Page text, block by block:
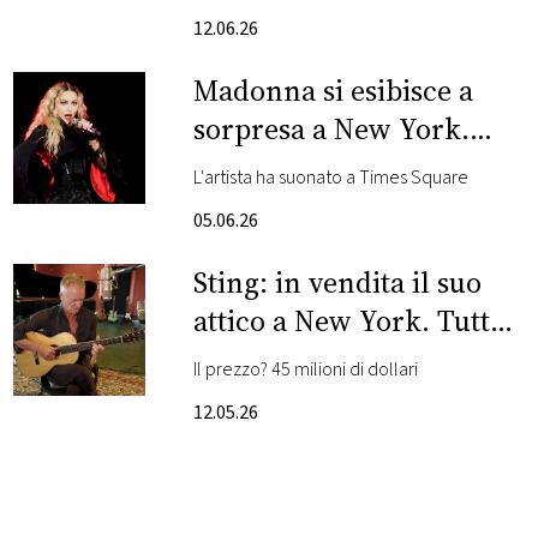
EVENTI
VIDEO
TV
PRINCIPATO
DI
MONACO
12.06.26
Madonna si esibisce a
sorpresa a New York.
Guarda i video
L'artista ha suonato a Times Square
05.06.26
Sting: in vendita il suo
attico a New York. Tutte
le foto
Il prezzo? 45 milioni di dollari
12.05.26